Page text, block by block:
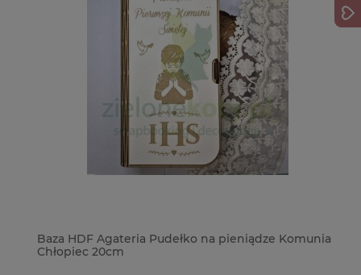
Baza HDF Agateria Pudełko na pieniądze Komunia
Chłopiec 20cm